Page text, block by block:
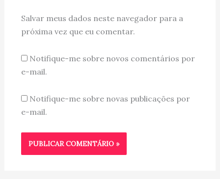
Salvar meus dados neste navegador para a
próxima vez que eu comentar.
Notifique-me sobre novos comentários por
e-mail.
Notifique-me sobre novas publicações por
e-mail.